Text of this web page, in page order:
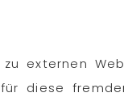
externen
diese